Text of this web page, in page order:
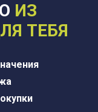
ИЗ
ТЕБЯ